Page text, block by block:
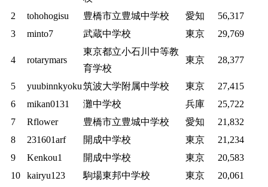
2
tohohogisu 豊橋市立豊城中学校 愛知
56,317
3
minto7 武蔵中学校 東京 29,769
4 rotarymars
東京都立小石川中等教
育学校
東京 28,377
5 yuubinnkyoku筑波大学附属中学校 東京
27,415
6
mikan0131 灘中学校 兵庫
25,722
7
Rflower 豊橋市立豊城中学校 愛知
21,832
8
231601arf 開成中学校 東京
21,234
9
Kenkou1 開成中学校 東京
20,583
10
kairyu123 駒場東邦中学校 東京 20,061